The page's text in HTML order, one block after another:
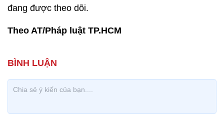
đang được theo dõi.
Theo AT/Pháp luật TP.HCM